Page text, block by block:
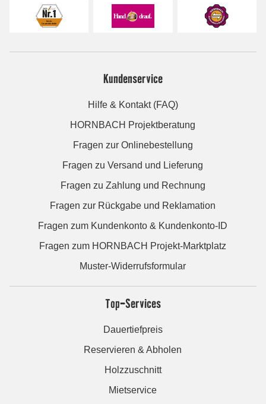
Kundenservice
Hilfe & Kontakt (FAQ)
HORNBACH Projektberatung
Fragen zur Onlinebestellung
Fragen zu Versand und Lieferung
Fragen zu Zahlung und Rechnung
Fragen zur Rückgabe und Reklamation
Fragen zum Kundenkonto & Kundenkonto-ID
Fragen zum HORNBACH Projekt-Marktplatz
Muster-Widerrufsformular
Top-Services
Dauertiefpreis
Reservieren & Abholen
Holzzuschnitt
Mietservice